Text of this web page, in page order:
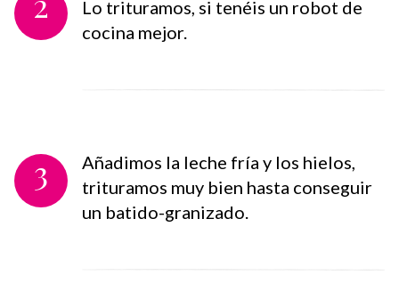
Lo trituramos, si tenéis un robot de
cocina mejor.
3
Añadimos la leche fría y los hielos,
trituramos muy bien hasta conseguir
un batido-granizado.